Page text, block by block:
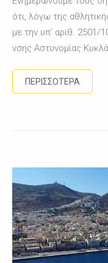
ότι, λόγω της
με την υπ’ αριθ.
νσης Αστυνομίας
ΠΕΡΙΣΣΟΤΕΡΑ